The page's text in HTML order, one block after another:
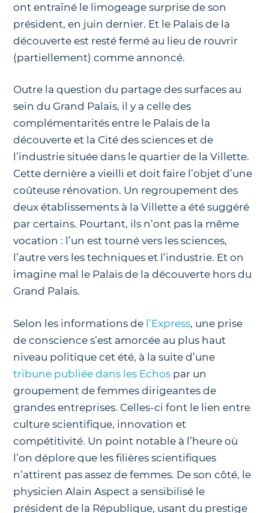
ont entraîné le limogeage surprise de son
président, en juin dernier. Et le Palais de la
découverte est resté fermé au lieu de rouvrir
(partiellement) comme annoncé.
Outre la question du partage des surfaces au
sein du Grand Palais, il y a celle des
complémentarités entre le Palais de la
découverte et la Cité des sciences et de
l’industrie située dans le quartier de la Villette.
Cette dernière a vieilli et doit faire l’objet d’une
coûteuse rénovation. Un regroupement des
deux établissements à la Villette a été suggéré
par certains. Pourtant, ils n’ont pas la même
vocation : l’un est tourné vers les sciences,
l’autre vers les techniques et l’industrie. Et on
imagine mal le Palais de la découverte hors du
Grand Palais.
Selon les informations de l’Express, une prise
de conscience s’est amorcée au plus haut
niveau politique cet été, à la suite d’une
tribune publiée dans les Echos par un
groupement de femmes dirigeantes de
grandes entreprises. Celles-ci font le lien entre
culture scientifique, innovation et
compétitivité. Un point notable à l’heure où
l’on déplore que les filières scientifiques
n’attirent pas assez de femmes. De son côté, le
physicien Alain Aspect a sensibilisé le
président de la République, usant du prestige